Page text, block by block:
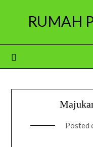
RUMAH
Posted